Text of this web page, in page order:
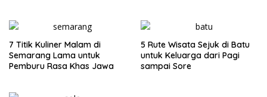
7 Titik Kuliner Malam di
Semarang Lama untuk
Pemburu Rasa Khas Jawa
5 Rute Wisata Sejuk di Batu
untuk Keluarga dari Pagi
sampai Sore